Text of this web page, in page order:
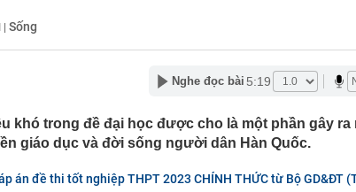
Viettel Global
Khám xét ngôi nhà cổ, phát hiện 'kho báu' gồm 1.000 đồng tiền vàng
5 thỏi vàng giấu trong nhiều ngăn bí mật - giá trị hơn 18 tỷ đồng
4 dấu hiệu nhận biết ngôi nhà có phong thuỷ không thuận lợi
Quốc gia có lượng khách đến Việt Nam đông nhất 7 tháng đầu năm,
vượt Hàn Quốc và Nga, gấp gần 6 lần Ấn Độ
Người bán trái cây tiết lộ: Khách thường chọn quả to, người trong
| Sống
Nghe đọc bài 5:19
khó trong đề đại học được cho là một phần gây
giáo dục và đời sống người dân Hàn Quốc.
án đề thi tốt nghiệp THPT 2023 CHÍNH THỨC từ Bộ GD&ĐT